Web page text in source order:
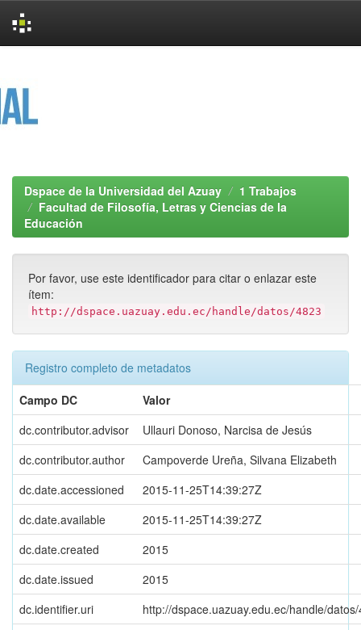
Dspace de la Universidad del Azuay
1 Trabajos
Facultad de Filosofía, Letras y Ciencias de la
Educación
Por favor, use este identificador para citar o enlazar este
ítem:
http://dspace.uazuay.edu.ec/handle/datos/4823
Registro completo de metadatos
Campo DC
Valor
dc.contributor.advisor
Ullauri Donoso, Narcisa de Jesús
dc.contributor.author
Campoverde Ureña, Silvana Elizabeth
dc.date.accessioned
2015-11-25T14:39:27Z
dc.date.available
2015-11-25T14:39:27Z
dc.date.created
2015
dc.date.issued
2015
dc.identifier.uri
http://dspace.uazuay.edu.ec/handle/